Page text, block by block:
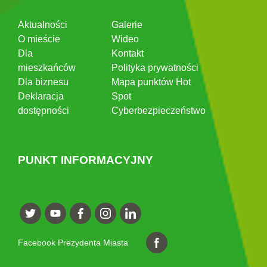
Aktualności
O mieście
Dla
mieszkańców
Dla biznesu
Deklaracja
dostępności
Galerie
Wideo
Kontakt
Polityka prywatności
Mapa punktów Hot
Spot
Cyberbezpieczeństwo
PUNKT INFORMACYJNY
Facebook Prezydenta Miasta